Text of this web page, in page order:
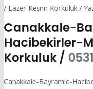
/ Lazer Kesim Korkuluk/
Canakkale-
Hacibekirler-
Korkuluk /
Canakkale-Bayramic-